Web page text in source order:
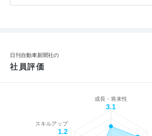
日刊自動車新聞社の
社員評価
成長・将来性
3.1
スキルアップ
1.2